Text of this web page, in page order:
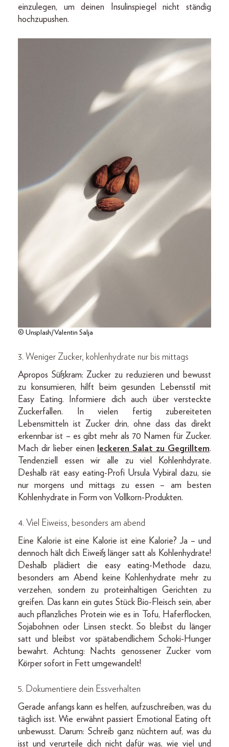
einzulegen, um deinen Insulinspiegel nicht ständig
hochzupushen.
© Unsplash/Valentin Salja
3. Weniger Zucker, kohlenhydrate nur bis mittags
Apropos Süßkram: Zucker zu reduzieren und bewusst
zu konsumieren, hilft beim gesunden Lebensstil mit
Easy Eating. Informiere dich auch über versteckte
Zuckerfallen. In vielen fertig zubereiteten
Lebensmitteln ist Zucker drin, ohne dass das direkt
erkennbar ist – es gibt mehr als 70 Namen für Zucker.
Mach dir lieber einen
leckeren Salat zu Gegrilltem.
Tendenziell essen wir alle zu viel Kohlenhdyrate.
Deshalb rät easy eating-Profi Ursula Vybiral dazu, sie
nur morgens und mittags zu essen – am besten
Kohlenhydrate in Form von Vollkorn-Produkten.
4. Viel Eiweiss, besonders am abend
Eine Kalorie ist eine Kalorie ist eine Kalorie? Ja – und
dennoch hält dich Eiweiß länger satt als Kohlenhydrate!
Deshalb plädiert die easy eating-Methode dazu,
besonders am Abend keine Kohlenhydrate mehr zu
verzehen, sondern zu proteinhaltigen Gerichten zu
greifen. Das kann ein gutes Stück Bio-Fleisch sein, aber
auch pflanzliches Protein wie es in Tofu, Haferflocken,
Sojabohnen oder Linsen steckt. So bleibst du länger
satt und bleibst vor spätabendlichem Schoki-Hunger
bewahrt. Achtung: Nachts genossener Zucker vom
Körper sofort in Fett umgewandelt!
5. Dokumentiere dein Essverhalten
Gerade anfangs kann es helfen, aufzuschreiben, was du
täglich isst. Wie erwähnt passiert Emotional Eating oft
unbewusst. Darum: Schreib ganz nüchtern auf, was du
isst und verurteile dich nicht dafür was, wie viel und